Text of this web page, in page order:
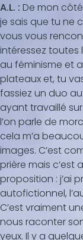
A.L. : De mon
je sais que tu ne
vous vous
intéressez toutes
au féminisme et
plateaux et, tu
fassiez un duo
ayant travaillé
l’on parle de
cela m’a
images. C’est
prière mais c’est
proposition : j’ai
autofictionnel,
C’est vraiment
nous raconter
yeux. Il y a